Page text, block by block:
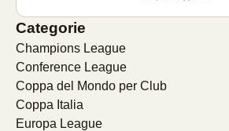
Categorie
Champions League
Conference League
Coppa del Mondo per Club
Coppa Italia
Europa League